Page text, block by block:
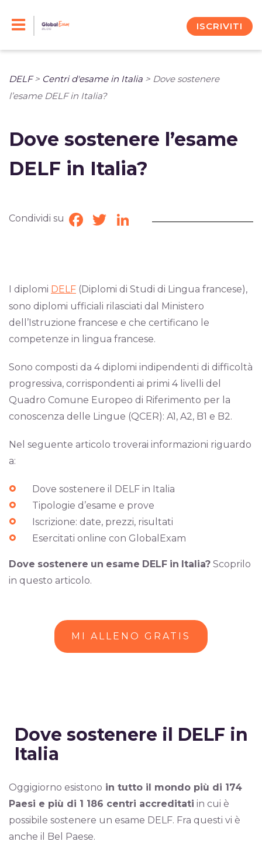
ISCRIVITI
DELF> Centri d'esame in Italia > Dove sostenere
l’esame DELF in Italia?
Dove sostenere l’esame
DELF in Italia?
Condividi su Facebook
TwitterLinkedIn
I diplomi DELF (Diplomi di Studi di Lingua francese),
sono diplomi ufficiali rilasciati dal Ministero
dell’Istruzione francese e che certificano le
competenze in lingua francese.
Sono composti da 4 diplomi indipendenti di difficoltà
progressiva, corrispondenti ai primi 4 livelli del
Quadro Comune Europeo di Riferimento per la
conoscenza delle Lingue (QCER): A1, A2, B1 e B2.
Nel seguente articolo troverai informazioni riguardo
a:
Dove sostenere il DELF in Italia
Tipologie d’esame e prove
Iscrizione: date, prezzi, risultati
Esercitati online con GlobalExam
Dove sostenere un esame DELF in Italia? Scoprilo
in questo articolo.
MI ALLENO GRATIS
Dove sostenere il DELF in
Italia
Oggigiorno esistono in tutto il mondo più di 174
Paesi e più di 1 186 centri accreditati in cui è
possibile sostenere un esame DELF. Fra questi vi è
anche il Bel Paese.